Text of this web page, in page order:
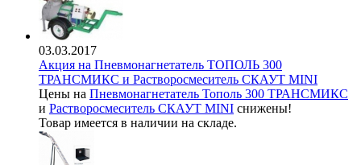
03.03.2017
Акция на Пневмонагнетатель ТОПОЛЬ 300
ТРАНСМИКС и Растворосмеситель СКАУТ MINI
Цены на Пневмонагнетатель Тополь 300 ТРАНСМИКС
и Растворосмеситель СКАУТ MINI снижены!
Товар имеется в наличии на складе.